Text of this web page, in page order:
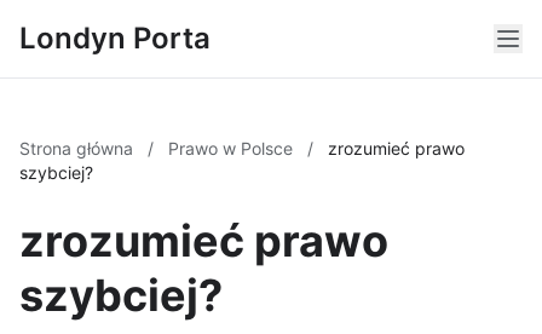
Londyn Porta
Strona główna / Prawo w Polsce /
zrozumieć prawo
szybciej?
zrozumieć prawo
szybciej?